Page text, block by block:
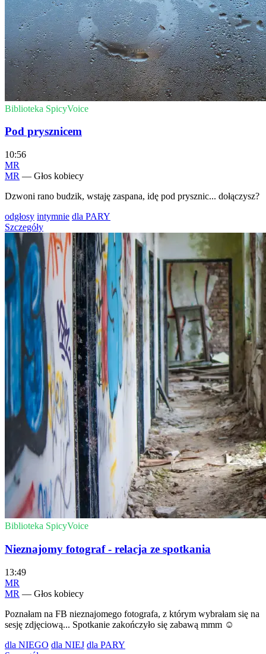
Biblioteka SpicyVoice
Pod prysznicem
10:56
MR
MR — Głos kobiecy
Dzwoni rano budzik, wstaję zaspana, idę pod prysznic... dołączysz?
odgłosy intymnie dla PARY
Szczegóły
Biblioteka SpicyVoice
Nieznajomy fotograf - relacja ze spotkania
13:49
MR
MR — Głos kobiecy
Poznałam na FB nieznajomego fotografa, z którym wybrałam się na
sesję zdjęciową... Spotkanie zakończyło się zabawą mmm ☺️
dla NIEGO dla NIEJ dla PARY